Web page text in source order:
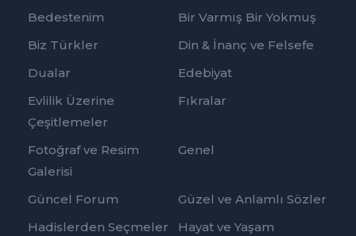
Bedestenim
Bir Varmış Bir Yokmuş
Biz Türkler
Din & İnanç ve Felsefe
Dualar
Edebiyat
Evlilik Üzerine
Çeşitlemeler
Fıkralar
Fotoğraf ve Resim
Galerisi
Genel
Güncel Forum
Güzel ve Anlamlı Sözler
Hadislerden Seçmeler
Hayat ve Yaşam